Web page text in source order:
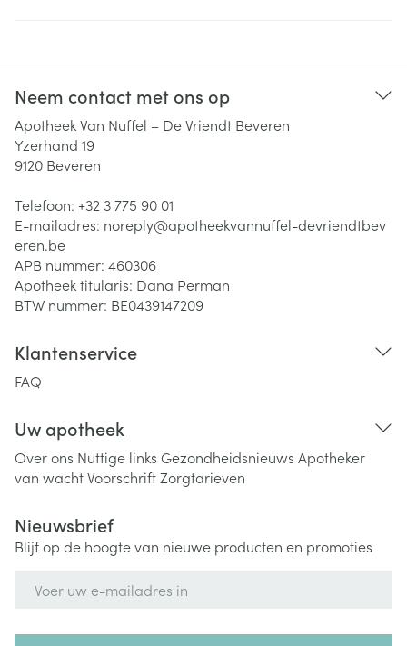
Neem contact met ons op
Apotheek Van Nuffel – De Vriendt Beveren
Yzerhand 19
9120 Beveren
Telefoon: +32 3 775 90 01
E-mailadres: noreply@apotheekvannuffel-devriendtbev
eren.be
APB nummer: 460306
Apotheek titularis: Dana Perman
BTW nummer: BE0439147209
Klantenservice
FAQ
Uw apotheek
Over ons Nuttige links Gezondheidsnieuws Apotheker
van wachtVoorschriftZorgtarieven
Nieuwsbrief
Blijf op de hoogte van nieuwe producten en promoties